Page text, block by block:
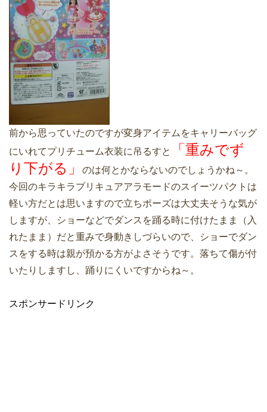
前から思っていたのですが変身アイテムをキャリーバッグ
にいれてプリチューム衣装に吊るすと
「重みでず
り下がる」
のは何とかならないのでしょうかね～。
今回のキラキラプリキュアアラモードのスイーツパクトは
軽い方だとは思いますので立ちポーズは大丈夫そうな気が
しますが、ショーなどでダンスを踊る時に付けたまま（入
れたまま）だと重みで身動きしづらいので、ショーでダン
スをする時は親が預かる方がよさそうです。落ちて傷が付
いたりしますし、踊りにくいですからね～。
スポンサードリンク